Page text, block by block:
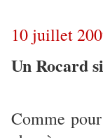
10 juillet
Un Rocard
Comme